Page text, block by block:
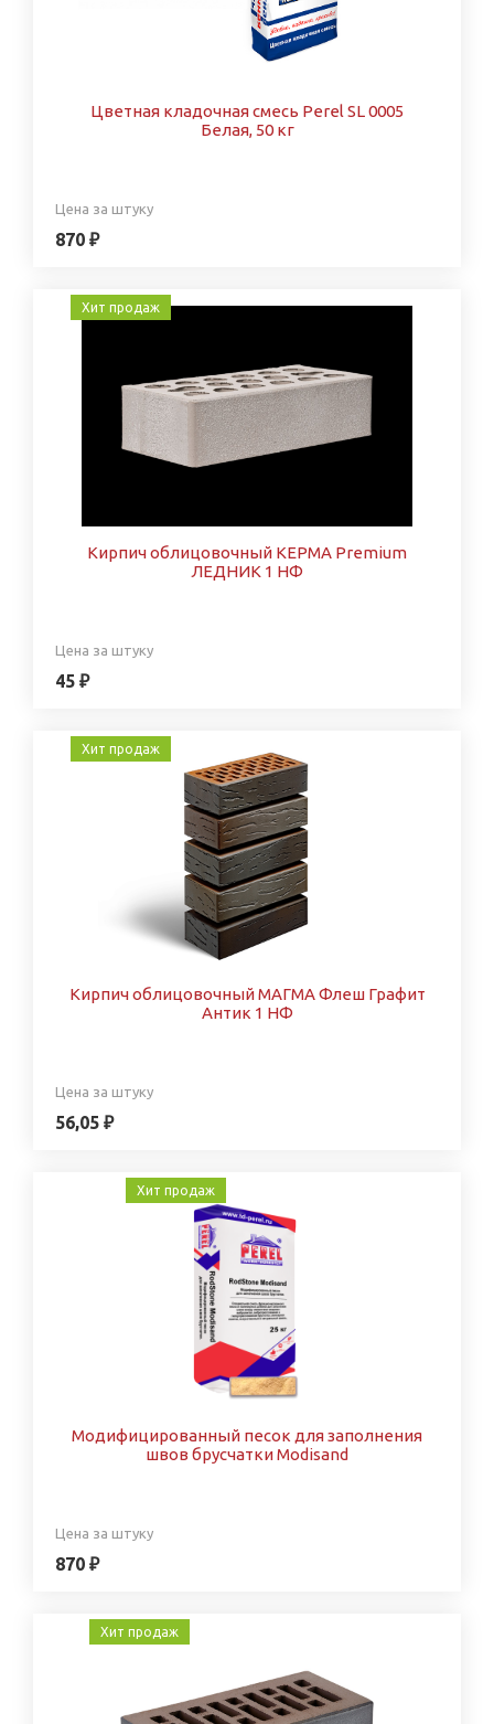
Цветная кладочная смесь Perel SL 0005
Белая, 50 кг
Цена за штуку
870 ₽
Хит продаж
Кирпич облицовочный КЕРМА Premium
ЛЕДНИК 1 НФ
Цена за штуку
45 ₽
Хит продаж
Кирпич облицовочный МАГМА Флеш Графит
Антик 1 НФ
Цена за штуку
56,05 ₽
Хит продаж
Модифицированный песок для заполнения
швов брусчатки Modisand
Цена за штуку
870 ₽
Хит продаж